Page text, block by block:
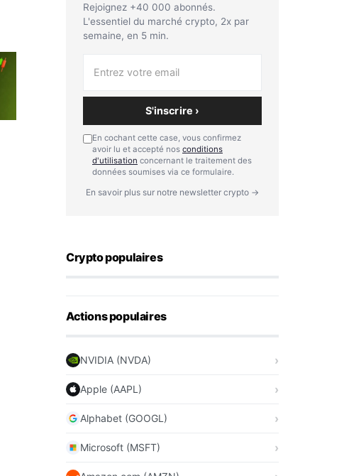
Rejoignez +40 000 abonnés.
L'essentiel du marché crypto, 2x par
semaine, en 5 min.
S'inscrire ›
En cochant cette case, vous confirmez
avoir lu et accepté nos conditions
d'utilisation concernant le traitement des
données soumises via ce formulaire.
En savoir plus sur notre newsletter crypto →
Crypto populaires
Actions populaires
NVIDIA (NVDA)
Apple (AAPL)
Alphabet (GOOGL)
Microsoft (MSFT)